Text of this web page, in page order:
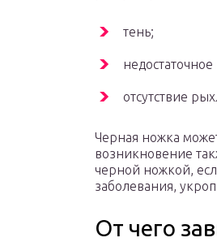
тень;
отсутствие
Черная ножка
возникновение
черной ножкой,
заболевания,
От чего